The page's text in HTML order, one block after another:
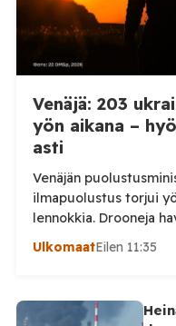
Venäjä: 203
yön aikana –
asti
Venäjän
ilmapuolustus torjui
lennokkia. Drooneja
Uralille asti. Venäjän
miehittämätöntä ilma-
ja perjantaiaamun 7.
UlkomaatEilen 11:35